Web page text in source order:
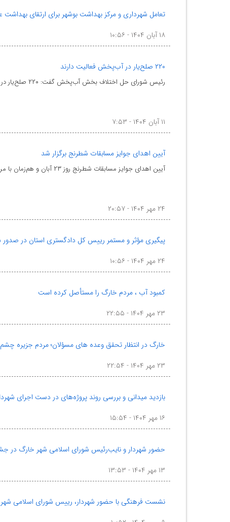
تعامل شهرداری و مرکز بهداشت بوشهر برای ارتقای
۱۸ آبان ۱۴۰۴ - ۱۰:۵۶
۲۲۰ صلح‌یار در آب‌پخش فعالیت دارند
رئیس شورای حل اختلاف بخش آب‌پخش گفت: ۲۲۰ صلح‌یار در حوزه قضایی با شورای حل اختلاف بخش آب‌پخش همکاری
۱۱ آبان ۱۴۰۴ - ۷:۵۳
آیین اهدای جوایز مسابقات شطرنج برگزار شد
آیین اهدای جوایز مسابقات شطرنج روز ۲۳ آبان و هم‌زمان با مراسم عبادی–سیاسی نماز جمعه در فضای معنوی مس
۲۴ مهر ۱۴۰۴ - ۲۰:۵۷
پیگیری مؤثر و مستمر رییس کل دادگستری استان در
۲۴ مهر ۱۴۰۴ - ۱۰:۵۶
کمبود آب ، مردم خارگ را مستأصل کرده است
۲۳ مهر ۱۴۰۴ - ۲۲:۵۵
خارگ در انتظار تحقق وعده های مسؤلان؛ مردم جزیره
۲۳ مهر ۱۴۰۴ - ۲۲:۵۴
بازدید میدانی و بررسی روند پروژه‌های در دست اجرای
۱۶ مهر ۱۴۰۴ - ۱۵:۵۴
حضور شهردار و نایب‌رئیس شورای اسلامی شهر خارگ در
۱۳ مهر ۱۴۰۴ - ۱۳:۵۳
نشست فرهنگی با حضور شهردار، رییس شورای اسلامی شهر